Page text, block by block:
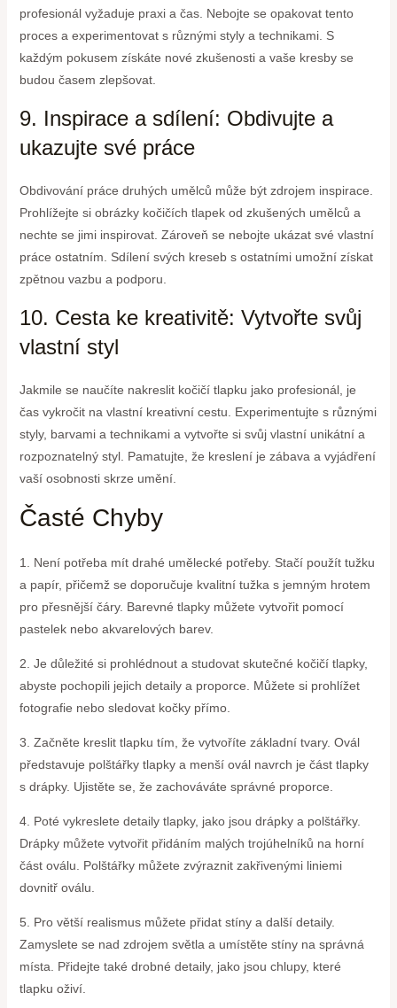
profesionál vyžaduje praxi a čas. Nebojte se opakovat tento
proces a experimentovat s různými styly a technikami. S
každým pokusem získáte nové zkušenosti a vaše kresby se
budou časem zlepšovat.
9. Inspirace a sdílení: Obdivujte a
ukazujte své práce
Obdivování práce druhých umělců může být zdrojem inspirace.
Prohlížejte si obrázky kočičích tlapek od zkušených umělců a
nechte se jimi inspirovat. Zároveň se nebojte ukázat své vlastní
práce ostatním. Sdílení svých kreseb s ostatními umožní získat
zpětnou vazbu a podporu.
10. Cesta ke kreativitě: Vytvořte svůj
vlastní styl
Jakmile se naučíte nakreslit kočičí tlapku jako profesionál, je
čas vykročit na vlastní kreativní cestu. Experimentujte s různými
styly, barvami a technikami a vytvořte si svůj vlastní unikátní a
rozpoznatelný styl. Pamatujte, že kreslení je zábava a vyjádření
vaší osobnosti skrze umění.
Časté Chyby
1. Není potřeba mít drahé umělecké potřeby. Stačí použít tužku
a papír, přičemž se doporučuje kvalitní tužka s jemným hrotem
pro přesnější čáry. Barevné tlapky můžete vytvořit pomocí
pastelek nebo akvarelových barev.
2. Je důležité si prohlédnout a studovat skutečné kočičí tlapky,
abyste pochopili jejich detaily a proporce. Můžete si prohlížet
fotografie nebo sledovat kočky přímo.
3. Začněte kreslit tlapku tím, že vytvoříte základní tvary. Ovál
představuje polštářky tlapky a menší ovál navrch je část tlapky
s drápky. Ujistěte se, že zachováváte správné proporce.
4. Poté vykreslete detaily tlapky, jako jsou drápky a polštářky.
Drápky můžete vytvořit přidáním malých trojúhelníků na horní
část oválu. Polštářky můžete zvýraznit zakřivenými liniemi
dovnitř oválu.
5. Pro větší realismus můžete přidat stíny a další detaily.
Zamyslete se nad zdrojem světla a umístěte stíny na správná
místa. Přidejte také drobné detaily, jako jsou chlupy, které
tlapku oživí.